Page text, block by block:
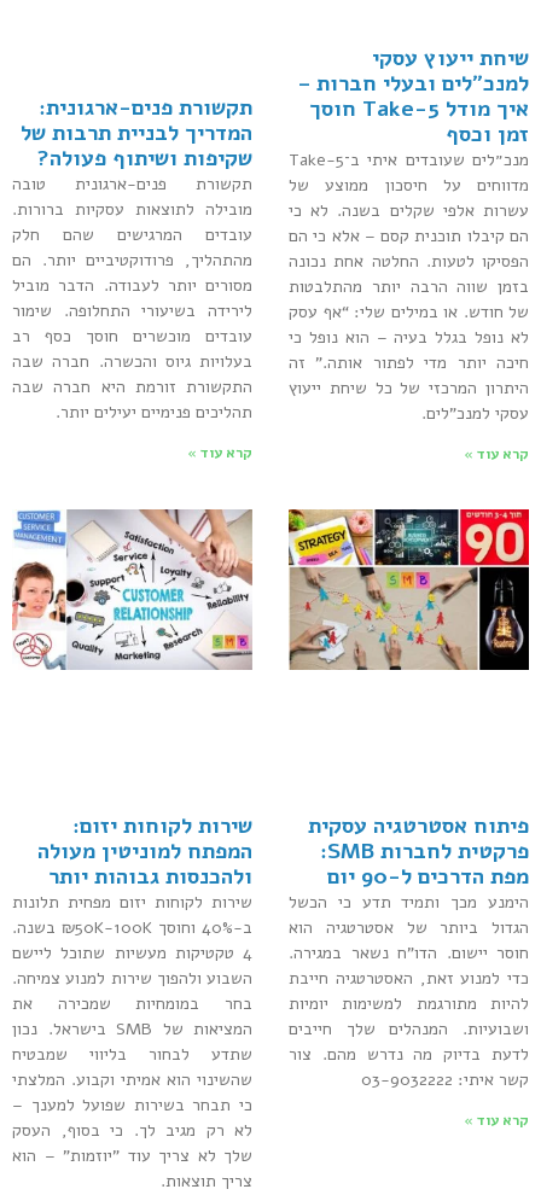
שיחת ייעוץ עסקי
למנכ״לים ובעלי חברות –
איך מודל Take-5 חוסך
זמן וכסף
מנכ״לים שעובדים איתי ב־Take-5
מדווחים על חיסכון ממוצע של
עשרות אלפי שקלים בשנה. לא כי
הם קיבלו תוכנית קסם – אלא כי הם
הפסיקו לטעות. החלטה אחת נכונה
בזמן שווה הרבה יותר מהתלבטות
של חודש. או במילים שלי: “אף עסק
לא נופל בגלל בעיה – הוא נופל כי
חיכה יותר מדי לפתור אותה.” זה
היתרון המרכזי של כל שיחת ייעוץ
עסקי למנכ"לים.
קרא עוד »
תקשורת פנים-ארגונית:
המדריך לבניית תרבות של
שקיפות ושיתוף פעולה?
תקשורת פנים-ארגונית טובה
מובילה לתוצאות עסקיות ברורות.
עובדים המרגישים שהם חלק
מהתהליך, פרודוקטיביים יותר. הם
מסורים יותר לעבודה. הדבר מוביל
לירידה בשיעורי התחלופה. שימור
עובדים מוכשרים חוסך כסף רב
בעלויות גיוס והכשרה. חברה שבה
התקשורת זורמת היא חברה שבה
תהליכים פנימיים יעילים יותר.
קרא עוד »
פיתוח אסטרטגיה עסקית
פרקטית לחברות SMB:
מפת הדרכים ל-90 יום
הימנע מכך ותמיד תדע כי הכשל
הגדול ביותר של אסטרטגיה הוא
חוסר יישום. הדו"ח נשאר במגירה.
כדי למנוע זאת, האסטרטגיה חייבת
להיות מתורגמת למשימות יומיות
ושבועיות. המנהלים שלך חייבים
לדעת בדיוק מה נדרש מהם. צור
קשר איתי: 03-9032222
קרא עוד »
שירות לקוחות יזום:
המפתח למוניטין מעולה
ולהכנסות גבוהות יותר
שירות לקוחות יזום מפחית תלונות
ב-40% וחוסך ₪50K-100K בשנה.
4 טקטיקות מעשיות שתוכל ליישם
השבוע ולהפוך שירות למנוע צמיחה.
בחר במומחיות שמכירה את
המציאות של SMB בישראל. נכון
שתדע לבחור בליווי שמבטיח
שהשינוי הוא אמיתי וקבוע. המלצתי
כי תבחר בשירות שפועל למענך –
לא רק מגיב לך. כי בסוף, העסק
שלך לא צריך עוד "יוזמות" – הוא
צריך תוצאות.